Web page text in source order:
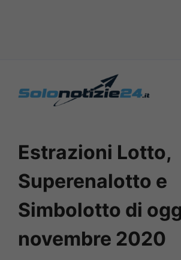
Estrazioni Lotto,
Superenalotto e
Simbolotto di
novembre 2020